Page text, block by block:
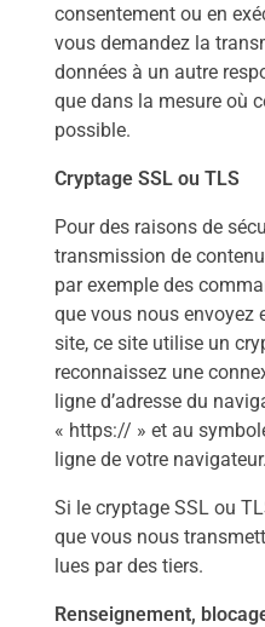
consentement ou en
vous demandez la
données à un autre
que dans la mesure où
possible.
Cryptage SSL ou TLS
Pour des raisons de
transmission de
par exemple des
que vous nous envoyez
site, ce site utilise un
reconnaissez une
ligne d’adresse du
« https:// » et au
ligne de votre navigateur.
Si le cryptage SSL ou
que vous nous
lues par des tiers.
Renseignement,